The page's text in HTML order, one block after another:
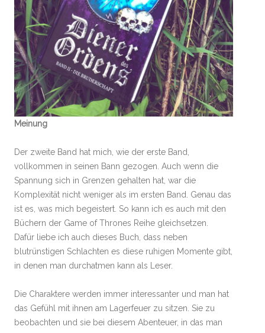
Meinung
Der zweite Band hat mich, wie der erste Band,
vollkommen in seinen Bann gezogen. Auch wenn die
Spannung sich in Grenzen gehalten hat, war die
Komplexität nicht weniger als im ersten Band. Genau das
ist es, was mich begeistert. So kann ich es auch mit den
Büchern der Game of Thrones Reihe gleichsetzen.
Dafür liebe ich auch dieses Buch, dass neben
blutrünstigen Schlachten es diese ruhigen Momente gibt,
in denen man durchatmen kann als Leser.
Die Charaktere werden immer interessanter und man hat
das Gefühl mit ihnen am Lagerfeuer zu sitzen. Sie zu
beobachten und sie bei diesem Abenteuer, in das man